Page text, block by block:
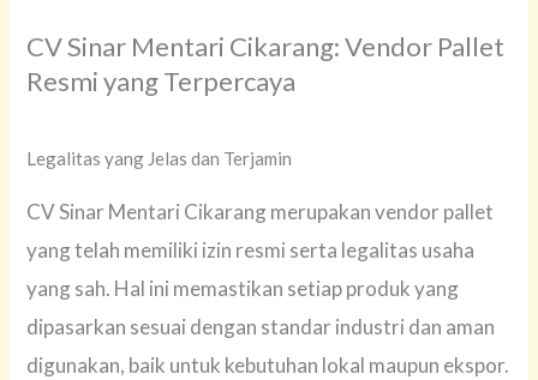
CV Sinar Mentari Cikarang: Vendor Pallet
Resmi yang Terpercaya
Legalitas yang Jelas dan Terjamin
CV Sinar Mentari Cikarang merupakan vendor pallet
yang telah memiliki izin resmi serta legalitas usaha
yang sah. Hal ini memastikan setiap produk yang
dipasarkan sesuai dengan standar industri dan aman
digunakan, baik untuk kebutuhan lokal maupun ekspor.